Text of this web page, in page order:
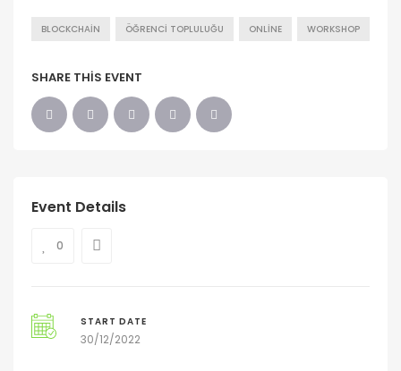
BLOCKCHAIN ÖĞRENCI TOPLULUĞU ONLINE WORKSHOP
SHARE THIS EVENT
Event Details
0
START DATE
30/12/2022